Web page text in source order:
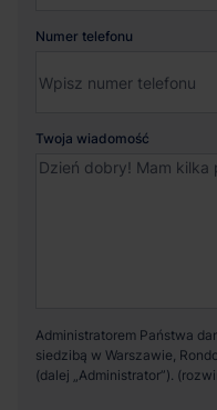
Numer telefonu
Twoja wiadomość
Administratorem Państwa
siedzibą w Warszawie,
(dalej „Administrator”).